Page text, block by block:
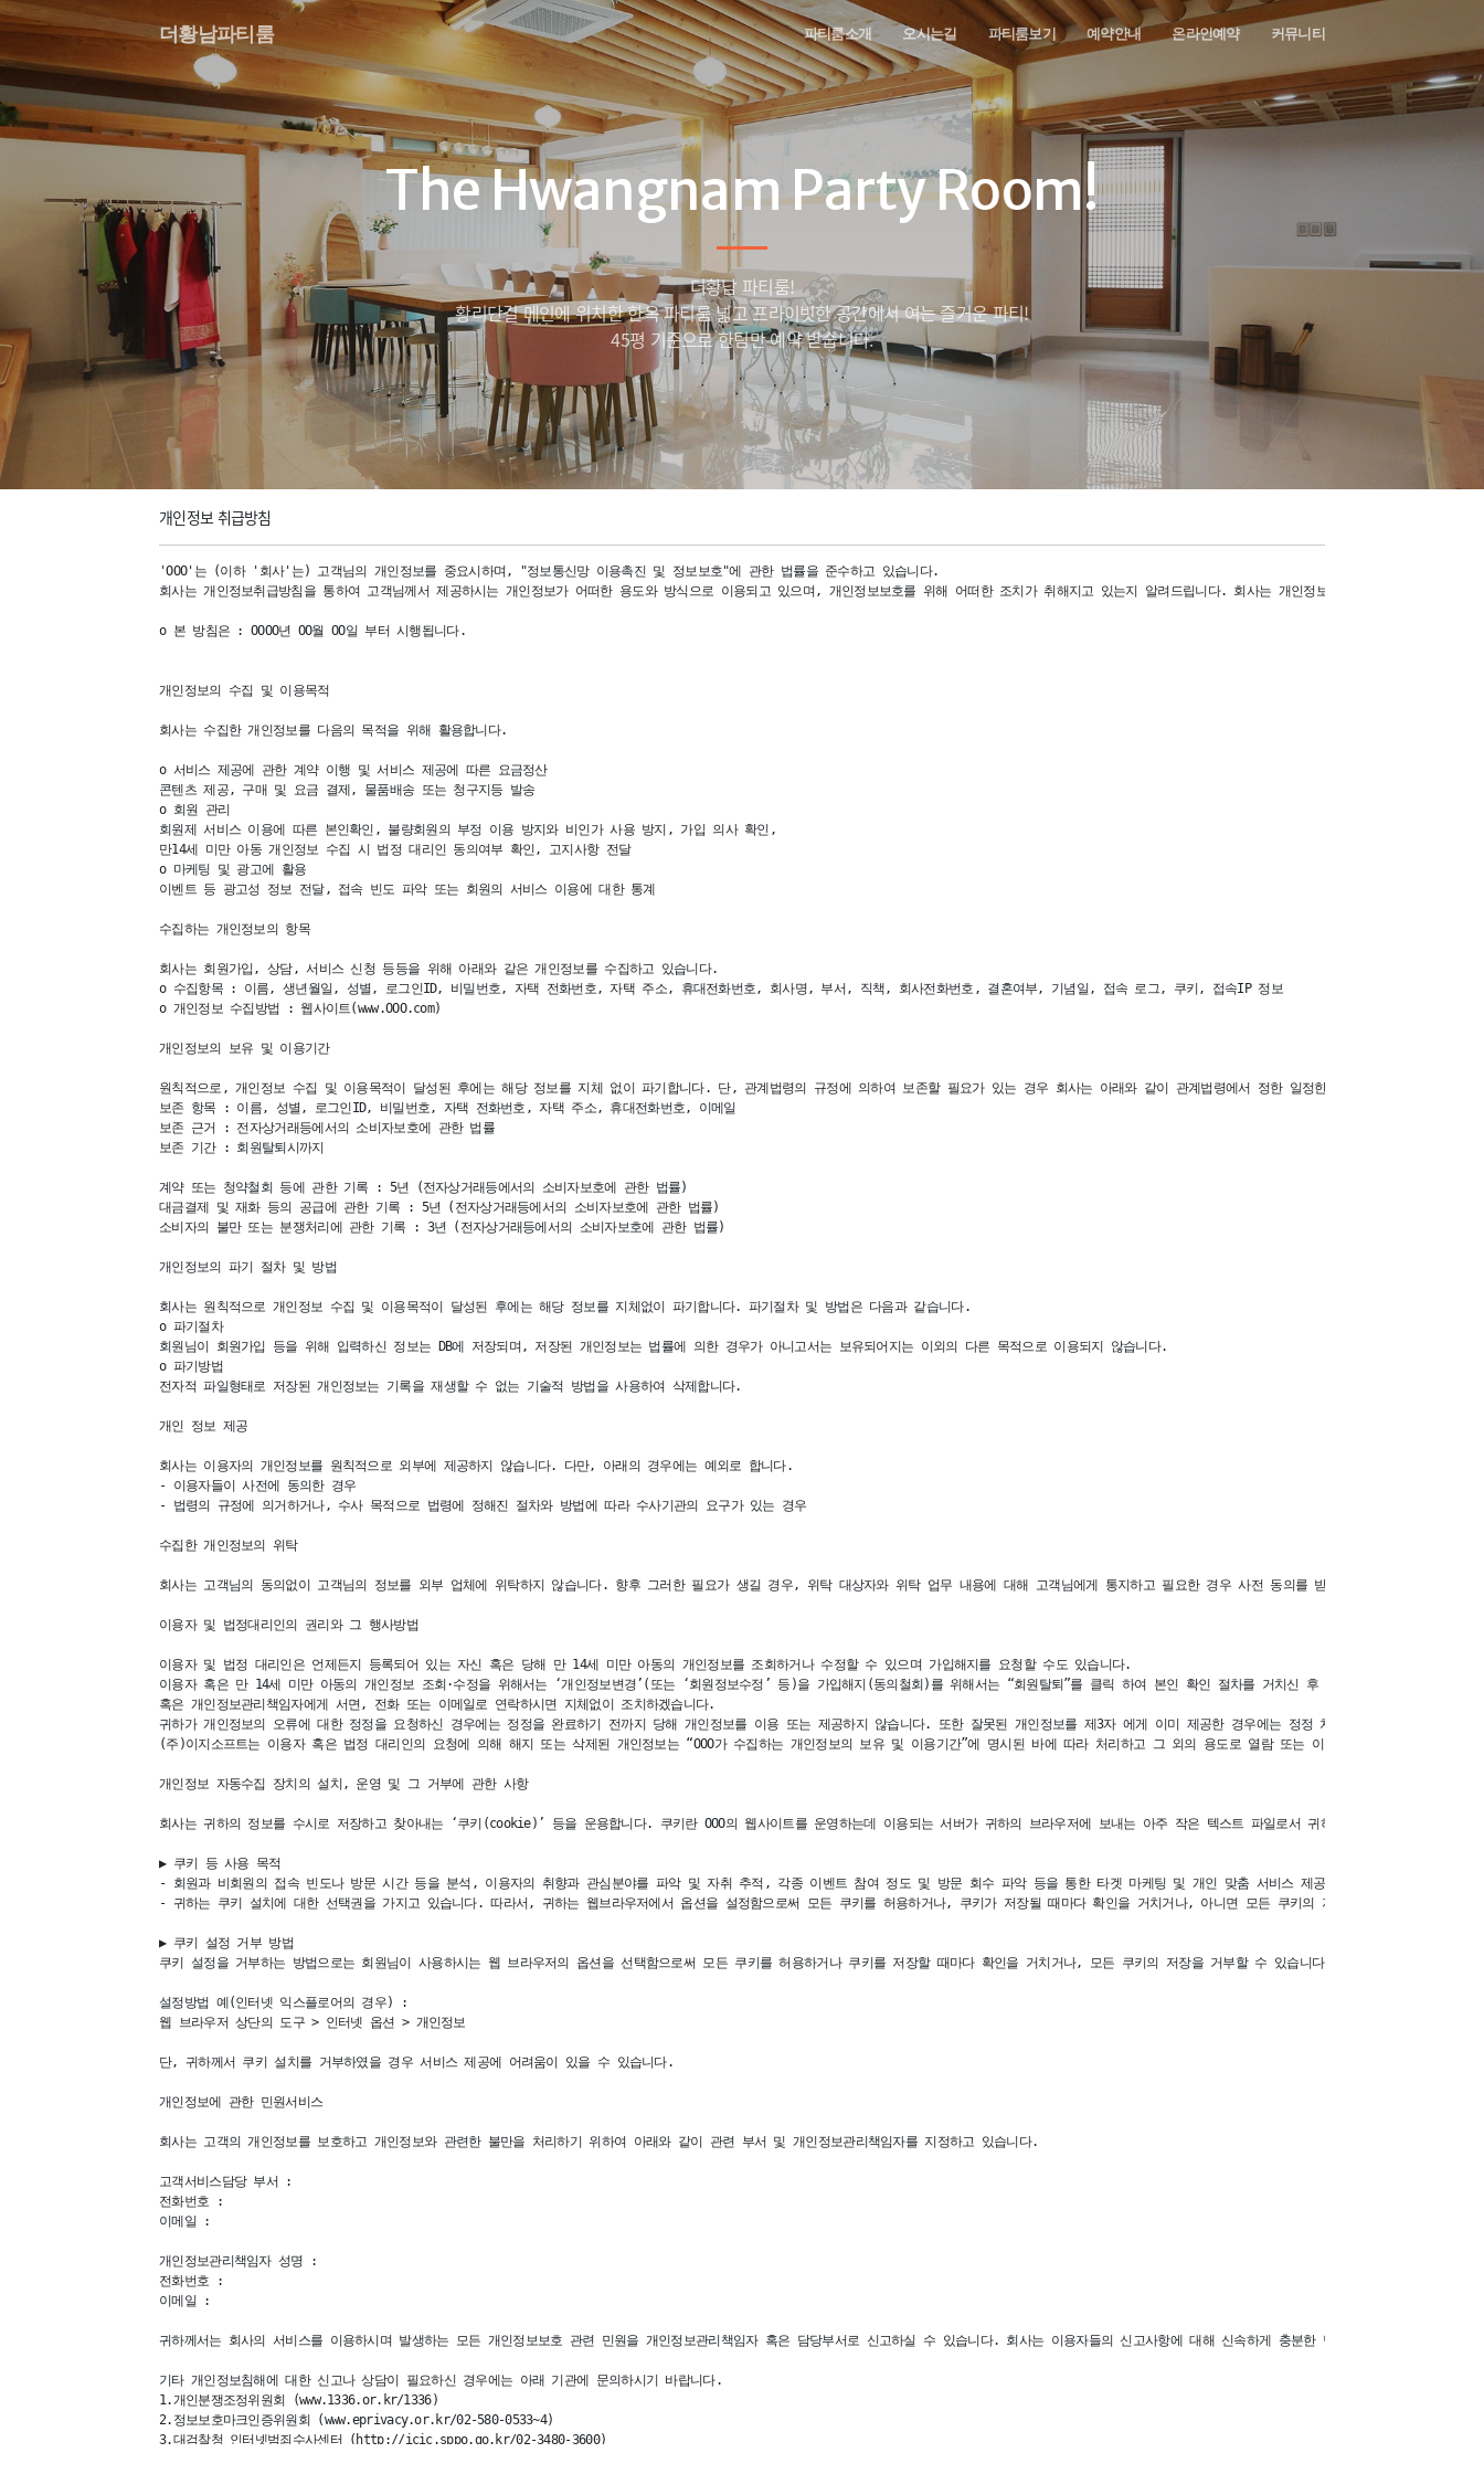
더황남파티룸 파티룸소개 오시는길 파티룸보기 예약안내 온라인예약 커뮤니티
The Hwangnam Party Room!
더황남 파티룸!
황리단길 메인에 위치한 한옥 파티룸 넓고 프라이빗한 공간에서 여는 즐거운 파티!
45평 기준으로 한팀만 예약 받습니다.
개인정보 취급방침
'OOO'는 (이하 '회사'는) 고객님의 개인정보를 중요시하며, "정보통신망 이용촉진 및 정보보호"에 관한 법률을 준수하고 있습니다.
회사는 개인정보취급방침을 통하여 고객님께서 제공하시는 개인정보가 어떠한 용도와 방식으로 이용되고 있으며, 개인정보보호를 위해 어떠한 조치가 취해지고 있는지 알려드립니다. 회사는 개인정보취급방침을 개정하는
ο 본 방침은 : OOOO년 OO월 OO일 부터 시행됩니다.
개인정보의 수집 및 이용목적
회사는 수집한 개인정보를 다음의 목적을 위해 활용합니다.
ο 서비스 제공에 관한 계약 이행 및 서비스 제공에 따른 요금정산
콘텐츠 제공, 구매 및 요금 결제, 물품배송 또는 청구지등 발송
ο 회원 관리
회원제 서비스 이용에 따른 본인확인, 불량회원의 부정 이용 방지와 비인가 사용 방지, 가입 의사 확인,
만14세 미만 아동 개인정보 수집 시 법정 대리인 동의여부 확인, 고지사항 전달
ο 마케팅 및 광고에 활용
이벤트 등 광고성 정보 전달, 접속 빈도 파악 또는 회원의 서비스 이용에 대한 통계
수집하는 개인정보의 항목
회사는 회원가입, 상담, 서비스 신청 등등을 위해 아래와 같은 개인정보를 수집하고 있습니다.
ο 수집항목 : 이름, 생년월일, 성별, 로그인ID, 비밀번호, 자택 전화번호, 자택 주소, 휴대전화번호, 회사명, 부서, 직책, 회사전화번호, 결혼여부, 기념일, 접속 로그, 쿠키, 접속IP 정보
ο 개인정보 수집방법 : 웹사이트(www.OOO.com)
개인정보의 보유 및 이용기간
원칙적으로, 개인정보 수집 및 이용목적이 달성된 후에는 해당 정보를 지체 없이 파기합니다. 단, 관계법령의 규정에 의하여 보존할 필요가 있는 경우 회사는 아래와 같이 관계법령에서 정한 일정한 기간 동안 회원정보를
보존 항목 : 이름, 성별, 로그인ID, 비밀번호, 자택 전화번호, 자택 주소, 휴대전화번호, 이메일
보존 근거 : 전자상거래등에서의 소비자보호에 관한 법률
보존 기간 : 회원탈퇴시까지
계약 또는 청약철회 등에 관한 기록 : 5년 (전자상거래등에서의 소비자보호에 관한 법률)
대금결제 및 재화 등의 공급에 관한 기록 : 5년 (전자상거래등에서의 소비자보호에 관한 법률)
소비자의 불만 또는 분쟁처리에 관한 기록 : 3년 (전자상거래등에서의 소비자보호에 관한 법률)
개인정보의 파기 절차 및 방법
회사는 원칙적으로 개인정보 수집 및 이용목적이 달성된 후에는 해당 정보를 지체없이 파기합니다. 파기절차 및 방법은 다음과 같습니다.
ο 파기절차
회원님이 회원가입 등을 위해 입력하신 정보는 DB에 저장되며, 저장된 개인정보는 법률에 의한 경우가 아니고서는 보유되어지는 이외의 다른 목적으로 이용되지 않습니다.
ο 파기방법
전자적 파일형태로 저장된 개인정보는 기록을 재생할 수 없는 기술적 방법을 사용하여 삭제합니다.
개인 정보 제공
회사는 이용자의 개인정보를 원칙적으로 외부에 제공하지 않습니다. 다만, 아래의 경우에는 예외로 합니다.
- 이용자들이 사전에 동의한 경우
- 법령의 규정에 의거하거나, 수사 목적으로 법령에 정해진 절차와 방법에 따라 수사기관의 요구가 있는 경우
수집한 개인정보의 위탁
회사는 고객님의 동의없이 고객님의 정보를 외부 업체에 위탁하지 않습니다. 향후 그러한 필요가 생길 경우, 위탁 대상자와 위탁 업무 내용에 대해 고객님에게 통지하고 필요한 경우 사전 동의를 받도록 하겠습니다.
이용자 및 법정대리인의 권리와 그 행사방법
이용자 및 법정 대리인은 언제든지 등록되어 있는 자신 혹은 당해 만 14세 미만 아동의 개인정보를 조회하거나 수정할 수 있으며 가입해지를 요청할 수도 있습니다.
이용자 혹은 만 14세 미만 아동의 개인정보 조회·수정을 위해서는 ‘개인정보변경’(또는 ‘회원정보수정’ 등)을 가입해지(동의철회)를 위해서는 “회원탈퇴”를 클릭 하여 본인 확인 절차를 거치신 후 직접 열람, 정정 또는 탈
혹은 개인정보관리책임자에게 서면, 전화 또는 이메일로 연락하시면 지체없이 조치하겠습니다.
귀하가 개인정보의 오류에 대한 정정을 요청하신 경우에는 정정을 완료하기 전까지 당해 개인정보를 이용 또는 제공하지 않습니다. 또한 잘못된 개인정보를 제3자 에게 이미 제공한 경우에는 정정 처리결과를 제3자에게 지
(주)이지소프트는 이용자 혹은 법정 대리인의 요청에 의해 해지 또는 삭제된 개인정보는 “OOO가 수집하는 개인정보의 보유 및 이용기간”에 명시된 바에 따라 처리하고 그 외의 용도로 열람 또는 이용할 수 없도록 처리하고
개인정보 자동수집 장치의 설치, 운영 및 그 거부에 관한 사항
회사는 귀하의 정보를 수시로 저장하고 찾아내는 ‘쿠키(cookie)’ 등을 운용합니다. 쿠키란 OOO의 웹사이트를 운영하는데 이용되는 서버가 귀하의 브라우저에 보내는 아주 작은 텍스트 파일로서 귀하의 컴퓨터 하드디스
▶ 쿠키 등 사용 목적
- 회원과 비회원의 접속 빈도나 방문 시간 등을 분석, 이용자의 취향과 관심분야를 파악 및 자취 추적, 각종 이벤트 참여 정도 및 방문 회수 파악 등을 통한 타겟 마케팅 및 개인 맞춤 서비스 제공
- 귀하는 쿠키 설치에 대한 선택권을 가지고 있습니다. 따라서, 귀하는 웹브라우저에서 옵션을 설정함으로써 모든 쿠키를 허용하거나, 쿠키가 저장될 때마다 확인을 거치거나, 아니면 모든 쿠키의 저장을 거부할 수도 있습
▶ 쿠키 설정 거부 방법
쿠키 설정을 거부하는 방법으로는 회원님이 사용하시는 웹 브라우저의 옵션을 선택함으로써 모든 쿠키를 허용하거나 쿠키를 저장할 때마다 확인을 거치거나, 모든 쿠키의 저장을 거부할 수 있습니다.
설정방법 예(인터넷 익스플로어의 경우) :
웹 브라우저 상단의 도구 > 인터넷 옵션 > 개인정보
단, 귀하께서 쿠키 설치를 거부하였을 경우 서비스 제공에 어려움이 있을 수 있습니다.
개인정보에 관한 민원서비스
회사는 고객의 개인정보를 보호하고 개인정보와 관련한 불만을 처리하기 위하여 아래와 같이 관련 부서 및 개인정보관리책임자를 지정하고 있습니다.
고객서비스담당 부서 :
전화번호 :
이메일 :
개인정보관리책임자 성명 :
전화번호 :
이메일 :
귀하께서는 회사의 서비스를 이용하시며 발생하는 모든 개인정보보호 관련 민원을 개인정보관리책임자 혹은 담당부서로 신고하실 수 있습니다. 회사는 이용자들의 신고사항에 대해 신속하게 충분한 답변을 드릴 것입니다.
기타 개인정보침해에 대한 신고나 상담이 필요하신 경우에는 아래 기관에 문의하시기 바랍니다.
1.개인분쟁조정위원회 (www.1336.or.kr/1336)
2.정보보호마크인증위원회 (www.eprivacy.or.kr/02-580-0533~4)
3.대검찰청 인터넷범죄수사센터 (http://icic.sppo.go.kr/02-3480-3600)